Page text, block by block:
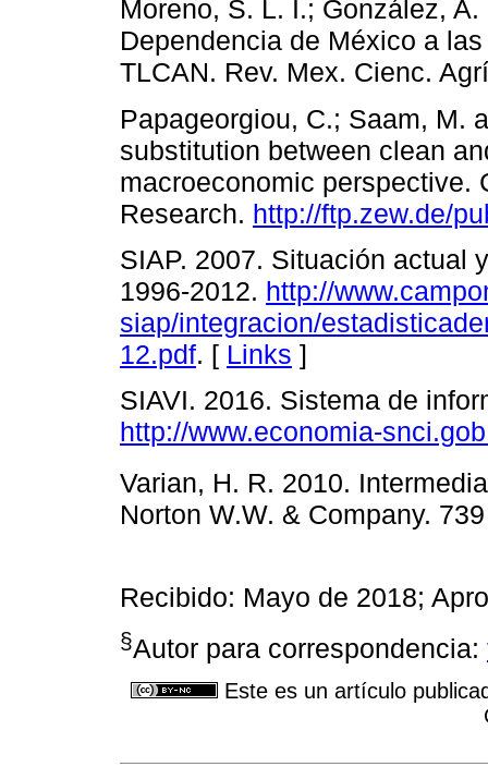
Moreno, S. L. I.; González,
Dependencia de México a
TLCAN. Rev. Mex. Cienc.
Papageorgiou, C.; Saam, M.
substitution between clean
macroeconomic perspective.
Research. http://ftp.zew.de/
SIAP. 2007. Situación actual
1996-2012. http://
siap/integracion/
12.pdf. [ Links ]
SIAVI. 2016. Sistema de
http://www.economia-
Varian, H. R. 2010.
Norton W.W. & Company.
Recibido: Mayo de 2018;
§Autor para correspondencia:
Este es un artículo